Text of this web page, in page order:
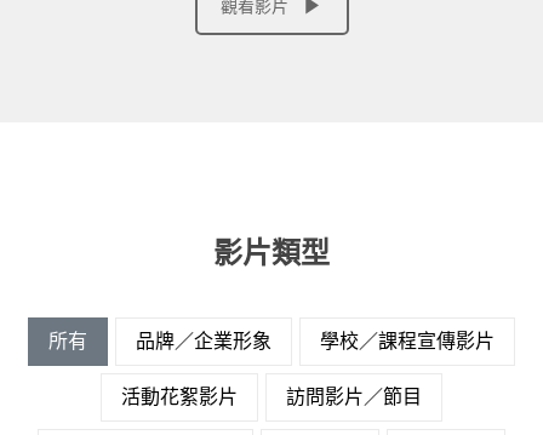
觀看影片
影片類型
所有 品牌／企業形象 學校／課程宣傳影片
活動花絮影片 訪問影片／節目